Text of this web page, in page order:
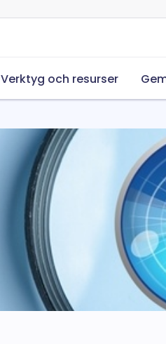
Verktyg och resurser